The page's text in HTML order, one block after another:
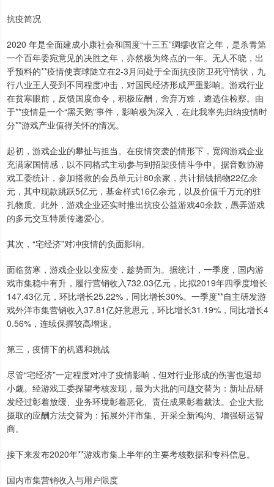
抗疫简况
2020 年是全面建成小康社会和国度“十三五”绸缪收官之年，是杀青第
一个百年委宛意见的决胜之年，亦然极为终点的一年。无人不晓，出
乎预料的**疫情使寰球陡立在2-3月间处于全面抗疫防卫死守情状，九
行八业王人受到不同程度冲击，对国民经济形成严重影响。游戏行业
在贫寒眼前，反馈国度命令，积极应酬，舍弃万难，遴选住检察。由
于**疫情是一个“黑天鹅”事件，影响极为深入，在此我率先归纳疫情时
分**游戏产业值得关怀的情况。
起初，游戏企业的攀扯与担当。在疫情突袭的情形下，宽阔游戏企业
充满家国情感，以不同格式主动参与到招架疫情斗争中。据音数协游
戏工委统计，参加搭救的会员单元计80余家，共计捐钱捐物22亿余
元，其中现款跳跃5亿元，基金样式16亿余元，以及价值千万元的驻
扎物质。此外，游戏企业还实时推出抗疫公益游戏40余款，愚弄游戏
的多元交互特质传递爱心。
其次，“宅经济”对冲疫情的负面影响。
面临贫寒，游戏企业以变应变，趁势而为。据统计，一季度，国内游
戏市集稳中有升，履行营销收入732.03亿元，比拟2019年四季度增长
147.43亿元，环比增长25.22%，同比增长30%。一季度**自主研发游
戏外洋市集营销收入37.81亿好意思元，环比增长31.19%，同比增长4
0.56%，连续保握较高增速。
第三，疫情下的机遇和挑战
尽管“宅经济”一定程度对冲了疫情影响，但对行业形成的伤害也退却
小觑。经游戏工委探望考核发现，最为大批的问题交替为：新址品研
发经过彰着放缓、业务环境彰着恶化、责任成果彰着裁汰。企业大批
摄取的应酬方法交替为：拓展外洋市集、开采全新鸿沟、增强研运智
商。
接下来发布2020年**游戏市集上半年的主要考核数据和专科信息。
国内市集营销收入与用户限度